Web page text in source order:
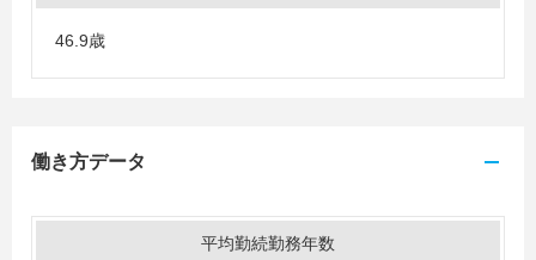
46.9歳
働き方データ
平均勤続勤務年数